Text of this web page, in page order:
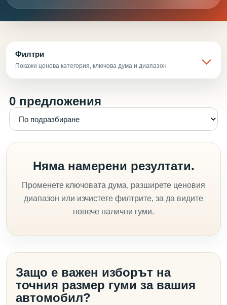
Филтри
Покажи ценова категория, ключова дума и диапазон
0 предложения
Няма намерени резултати.
Променете ключовата дума, разширете ценовия
диапазон или изчистете филтрите, за да видите
повече налични гуми.
Защо е важен изборът на
точния размер гуми за вашия
автомобил?